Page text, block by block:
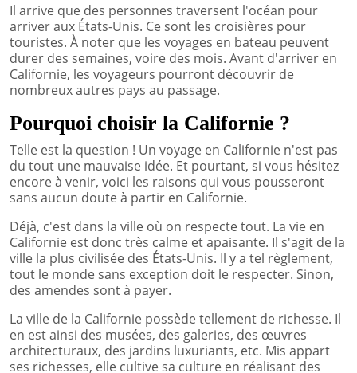
Il arrive que des personnes traversent l'océan pour
arriver aux États-Unis. Ce sont les croisières pour
touristes. À noter que les voyages en bateau peuvent
durer des semaines, voire des mois. Avant d'arriver en
Californie, les voyageurs pourront découvrir de
nombreux autres pays au passage.
Pourquoi choisir la Californie ?
Telle est la question ! Un voyage en Californie n'est pas
du tout une mauvaise idée. Et pourtant, si vous hésitez
encore à venir, voici les raisons qui vous pousseront
sans aucun doute à partir en Californie.
Déjà, c'est dans la ville où on respecte tout. La vie en
Californie est donc très calme et apaisante. Il s'agit de la
ville la plus civilisée des États-Unis. Il y a tel règlement,
tout le monde sans exception doit le respecter. Sinon,
des amendes sont à payer.
La ville de la Californie possède tellement de richesse. Il
en est ainsi des musées, des galeries, des œuvres
architecturaux, des jardins luxuriants, etc. Mis appart
ses richesses, elle cultive sa culture en réalisant des